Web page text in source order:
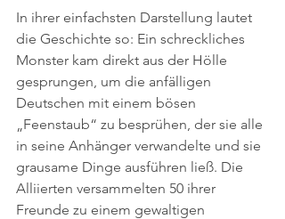
In ihrer einfachsten Darstellung lautet
die Geschichte so: Ein schreckliches
Monster kam direkt aus der Hölle
gesprungen, um die anfälligen
Deutschen mit einem bösen
„Feenstaub“ zu besprühen, der sie alle
in seine Anhänger verwandelte und sie
grausame Dinge ausführen ließ. Die
Alliierten versammelten 50 ihrer
Freunde zu einem gewaltigen